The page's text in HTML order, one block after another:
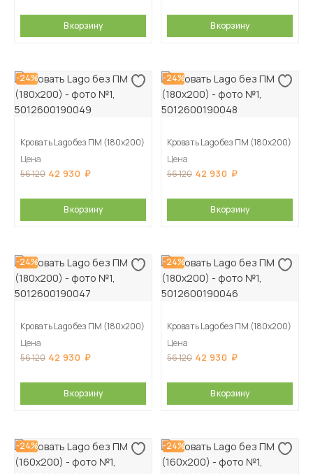
В корзину В корзину
-24%
Кровать Lago без ПМ (180х200)
Цена
56 120 42 930
В корзину
-24%
Кровать Lago без ПМ (180х200)
Цена
56 120 42 930
В корзину
-24%
Кровать Lago без ПМ (180х200)
Цена
56 120 42 930
В корзину
-24%
Кровать Lago без ПМ (180х200)
Цена
56 120 42 930
В корзину
-24% -24%